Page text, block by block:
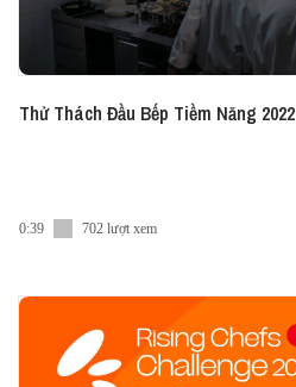
Thử Thách Đầu Bếp Tiềm Năng
0:39 702 lượt xem